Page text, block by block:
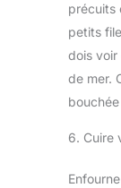
précuits
petits
dois
de mer.
6. Cuire